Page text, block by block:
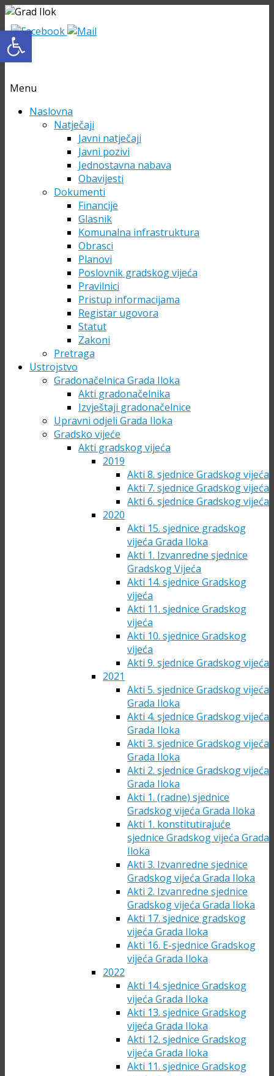
Menu
Skip Naslovna
Natječaji
Javni natječaji
Javni pozivi
Jednostavna nabava
Obavijesti
Dokumenti
Financije
Glasnik
Komunalna infrastruktura
Obrasci
Planovi
Poslovnik gradskog vijeća
Pravilnici
Pristup informacijama
Registar ugovora
Statut
Zakoni
Pretraga
Ustrojstvo
Gradonačelnica Grada Iloka
Akti gradonačelnika
Izvještaji gradonačelnice
Upravni odjeli Grada Iloka
Gradsko vijeće
Akti gradskog vijeća
2019
Akti 8. sjednice Gradskog vijeća
Akti 7. sjednice Gradskog vijeća
Akti 6. sjednice Gradskog vijeća
2020
Akti 15. sjednice gradskog
vijeća Grada Iloka
Akti 1. Izvanredne sjednice
Gradskog Vijeća
Akti 14. sjednice Gradskog
vijeća
Akti 11. sjednice Gradskog
vijeća
Akti 10. sjednice Gradskog
vijeća
Akti 9. sjednice Gradskog vijeća
2021
Akti 5. sjednice Gradskog vijeća
Grada Iloka
Akti 4. sjednice Gradskog vijeća
Grada Iloka
Akti 3. sjednice Gradskog vijeća
Grada Iloka
Akti 2. sjednice Gradskog vijeća
Grada Iloka
Akti 1. (radne) sjednice
Gradskog vijeća Grada Iloka
Akti 1. konstitutirajuće
sjednice Gradskog vijeća Grada
Iloka
Akti 3. Izvanredne sjednice
Gradskog vijeća Grada Iloka
Akti 2. Izvanredne sjednice
Gradskog vijeća Grada Iloka
Akti 17. sjednice gradskog
vijeća Grada Iloka
Akti 16. E-sjednice Gradskog
vijeća Grada Iloka
2022
Akti 14. sjednice Gradskog
vijeća Grada Iloka
Akti 13. sjednice Gradskog
vijeća Grada Iloka
Akti 12. sjednice Gradskog
vijeća Grada Iloka
Akti 11. sjednice Gradskog
Open toolbar